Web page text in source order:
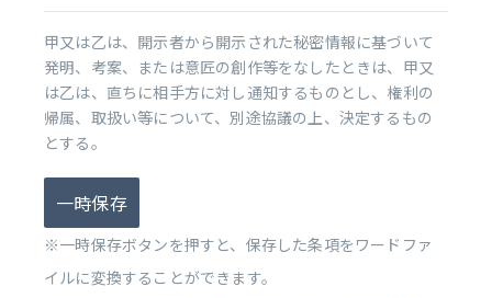
甲又は乙は、開示者から開示された秘密情報に基づいて
発明、考案、または意匠の創作等をなしたときは、甲又
は乙は、直ちに相手方に対し通知するものとし、権利の
帰属、取扱い等について、別途協議の上、決定するもの
とする。
一時保存
※一時保存ボタンを押すと、保存した条項をワードファ
イルに変換することができます。